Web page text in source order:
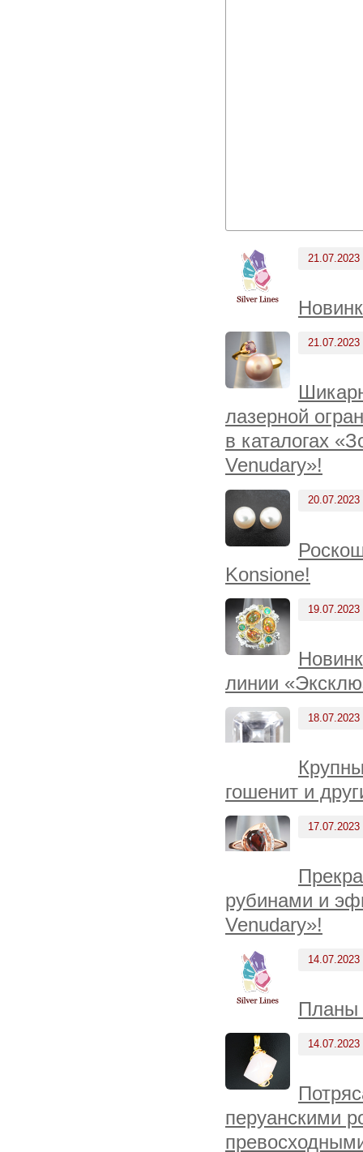
21.07.2023
21.07.2023
лазерной
в каталогах
Venudary»!
20.07.2023
Konsione!
19.07.2023
линии
18.07.2023
гошенит и
17.07.2023
рубинами и
Venudary»!
14.07.2023
Планы
14.07.2023
перуанскими